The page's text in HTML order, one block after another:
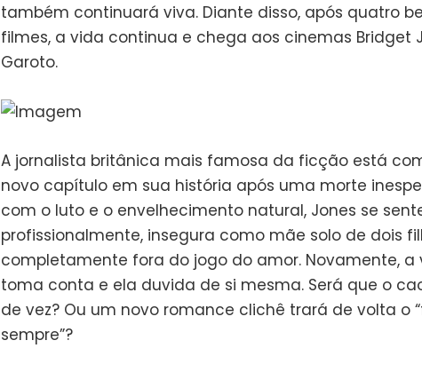
também continuará viva. Diante disso, após quatro
filmes, a vida continua e chega aos cinemas Bridget
Garoto.
A jornalista britânica mais famosa da ficção está
novo capítulo em sua história após uma morte
com o luto e o envelhecimento natural, Jones se
profissionalmente, insegura como mãe solo de dois
completamente fora do jogo do amor. Novamente, a
toma conta e ela duvida de si mesma. Será que o
de vez? Ou um novo romance clichê trará de volta o
sempre”?